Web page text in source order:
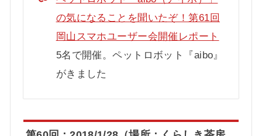
の気になることを聞いたぞ！第61回
岡山スマホユーザー会開催レポート
5名で開催。ペットロボット『aibo』
がきました